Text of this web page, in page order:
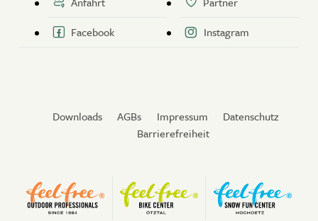
Facebook
Instagram
Downloads AGBs Impressum
Datenschutz
Barrierefreiheit